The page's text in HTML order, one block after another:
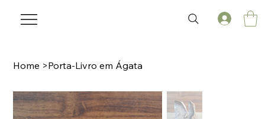
Home >Porta-Livro em Ágata